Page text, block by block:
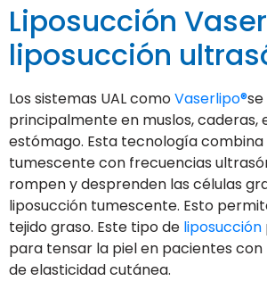
Liposucción
liposucción
Los sistemas UAL comoVaserlipo®
principalmente en muslos, caderas,
estómago. Esta tecnología combina
tumescente con frecuencias
rompen y desprenden las células
liposucción tumescente. Esto
tejido graso. Este tipo de liposucción
para tensar la piel en pacientes
de elasticidad cutánea.